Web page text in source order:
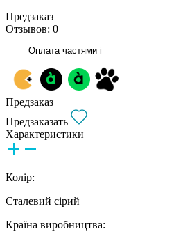
Предзаказ
Отзывов: 0
Оплата частями i
Предзаказ
Предзаказать
Характеристики
Колір:
Сталевий сірий
Країна виробництва: